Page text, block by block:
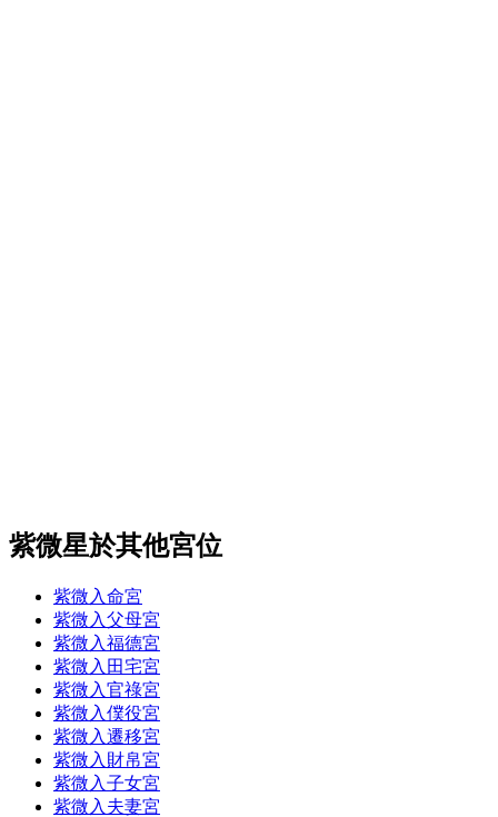
紫微星於其他宮位
紫微入命宮
紫微入父母宮
紫微入福德宮
紫微入田宅宮
紫微入官祿宮
紫微入僕役宮
紫微入遷移宮
紫微入財帛宮
紫微入子女宮
紫微入夫妻宮